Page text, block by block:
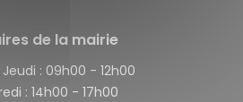
de la mairie
: 09h00 - 12h00
: 14h00 - 17h00